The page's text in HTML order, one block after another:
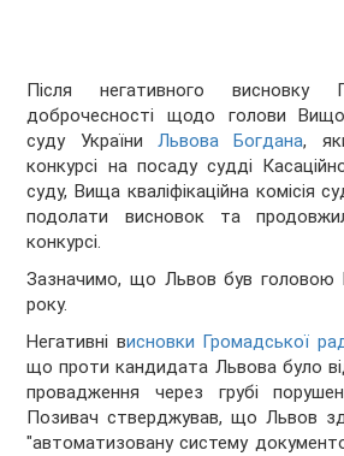
Після негативного висновку
доброчесності щодо голови
суду УкраїниЛьвова Богдана,
конкурсі на посаду судді
суду, Вища кваліфікаційна комісія
подолати висновок та
конкурсі.
Зазначимо, що Львов був головою
року.
Негативні висновки Громадської
що проти кандидата Львова було
провадження через грубі
Позивач стверджував, що Львов
"автоматизовану систему